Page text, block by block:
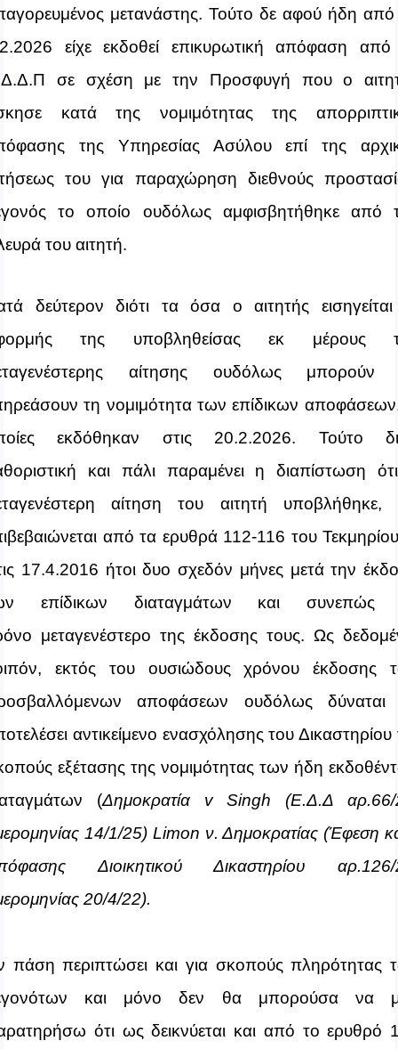
μετανάστης. Τούτο δε αφού ήδη από
είχε εκδοθεί επικυρωτική απόφαση
σε σχέση με την Προσφυγή που ο
κατά της νομιμότητας της
της Υπηρεσίας Ασύλου επί της
του για παραχώρηση διεθνούς
το οποίο ουδόλως αμφισβητήθηκε από
του αιτητή.
δεύτερον διότι τα όσα ο αιτητής
της υποβληθείσας εκ μέρους
αίτησης ουδόλως μπορούν
τη νομιμότητα των επίδικων
εκδόθηκαν στις
20.2.2026. Τούτο
και πάλι παραμένει η διαπίστωση
αίτηση του αιτητή υποβλήθηκε,
από τα ερυθρά 112-116 του
17.4.2016 ήτοι δυο σχεδόν μήνες μετά την
επίδικων διαταγμάτων και συνεπώς
μεταγενέστερο της έκδοσης τους. Ως
εκτός του ουσιώδους χρόνου έκδοσης
αποφάσεων ουδόλως δύναται
αντικείμενο ενασχόλησης του Δικαστηρίου
εξέτασης της νομιμότητας των ήδη
(Δημοκρατία v Singh (Ε.Δ.Δ αρ.66/
14/1/25) Limon ν. Δημοκρατίας (Έφεση
Διοικητικού Δικαστηρίου αρ.126/
20/4/22).
πάση περιπτώσει και για σκοπούς πληρότητας
και μόνο δεν θα μπορούσα να
ότι ως δεικνύεται και από το ερυθρό